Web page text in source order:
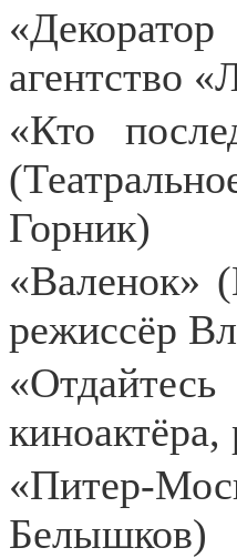
агентство
«Кто
Горник)
«Валенок»
режиссёр
«Питер-
Белышков)